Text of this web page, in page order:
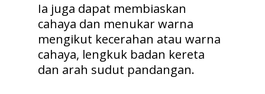
Ia juga dapat membiaskan
cahaya dan menukar warna
mengikut kecerahan atau warna
cahaya, lengkuk badan kereta
dan arah sudut pandangan.